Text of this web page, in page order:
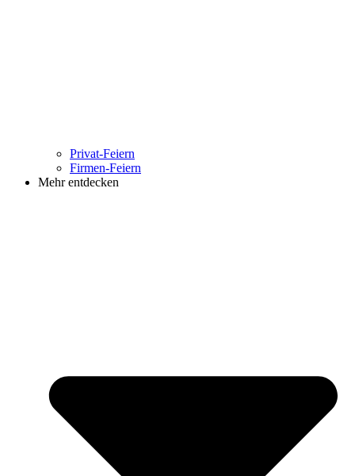
Privat-Feiern
Firmen-Feiern
Mehr entdecken